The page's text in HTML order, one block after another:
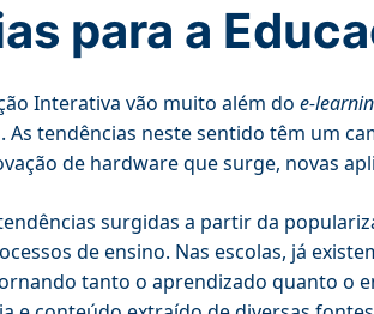
para a
Interativa vão muito além do e-
tendências neste sentido têm um
de hardware que surge, novas
surgidas a partir da
de ensino. Nas escolas, já
tanto o aprendizado quanto o